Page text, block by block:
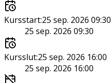
Kursstart:25 sep. 2026 09:30
25 sep. 2026 09:30
Kursslut:25 sep. 2026 16:00
25 sep. 2026 16:00